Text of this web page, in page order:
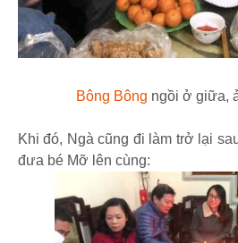
Bông Bông ngồi ở giữa,
Khi đó, Ngà cũng đi làm trở lại
đưa bé Mỡ lên cùng: